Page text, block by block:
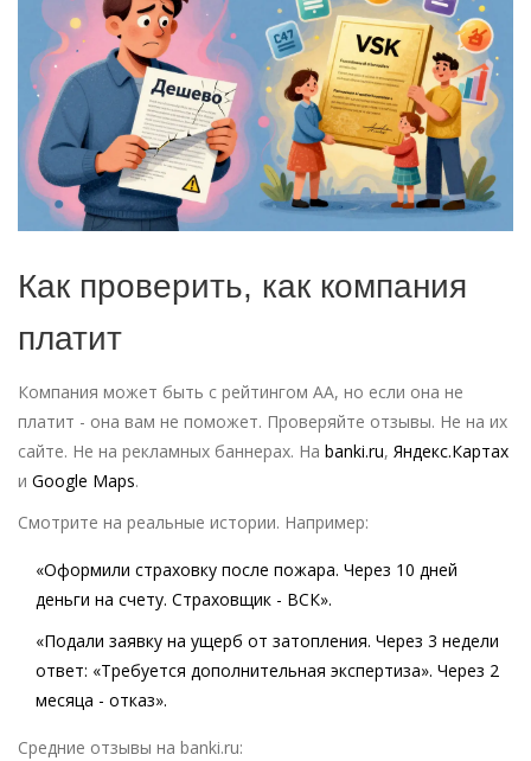
Как проверить, как компания
платит
Компания может быть с рейтингом АА, но если она не
платит - она вам не поможет. Проверяйте отзывы. Не на их
сайте. Не на рекламных баннерах. На banki.ru, Яндекс.Картах
и Google Maps.
Смотрите на реальные истории. Например:
«Оформили страховку после пожара. Через 10 дней
деньги на счету. Страховщик - ВСК».
«Подали заявку на ущерб от затопления. Через 3 недели
ответ: «Требуется дополнительная экспертиза». Через 2
месяца - отказ».
Средние отзывы на banki.ru: